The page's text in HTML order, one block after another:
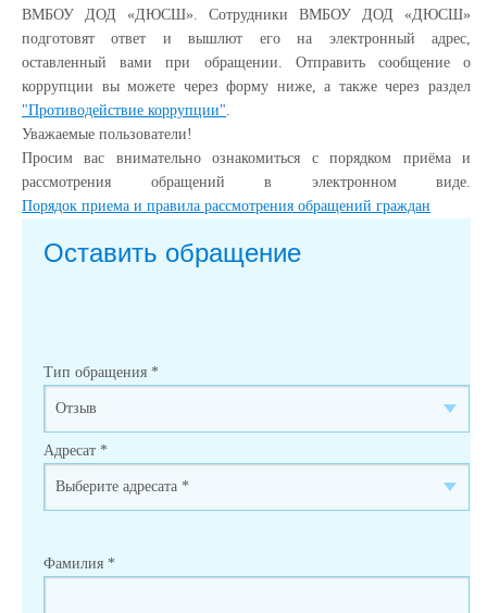
ВМБОУ ДОД «ДЮСШ». Сотрудники ВМБОУ ДОД «ДЮСШ»
подготовят ответ и вышлют его на электронный адрес,
оставленный вами при обращении. Отправить сообщение о
коррупции вы можете через форму ниже, а также через раздел
"Противодействие коррупции".
Уважаемые пользователи!
Просим вас внимательно ознакомиться с порядком приёма и
рассмотрения обращений в электронном виде.
Порядок приема и правила рассмотрения обращений граждан
Оставить обращение
Тип обращения *
Адресат *
Фамилия *